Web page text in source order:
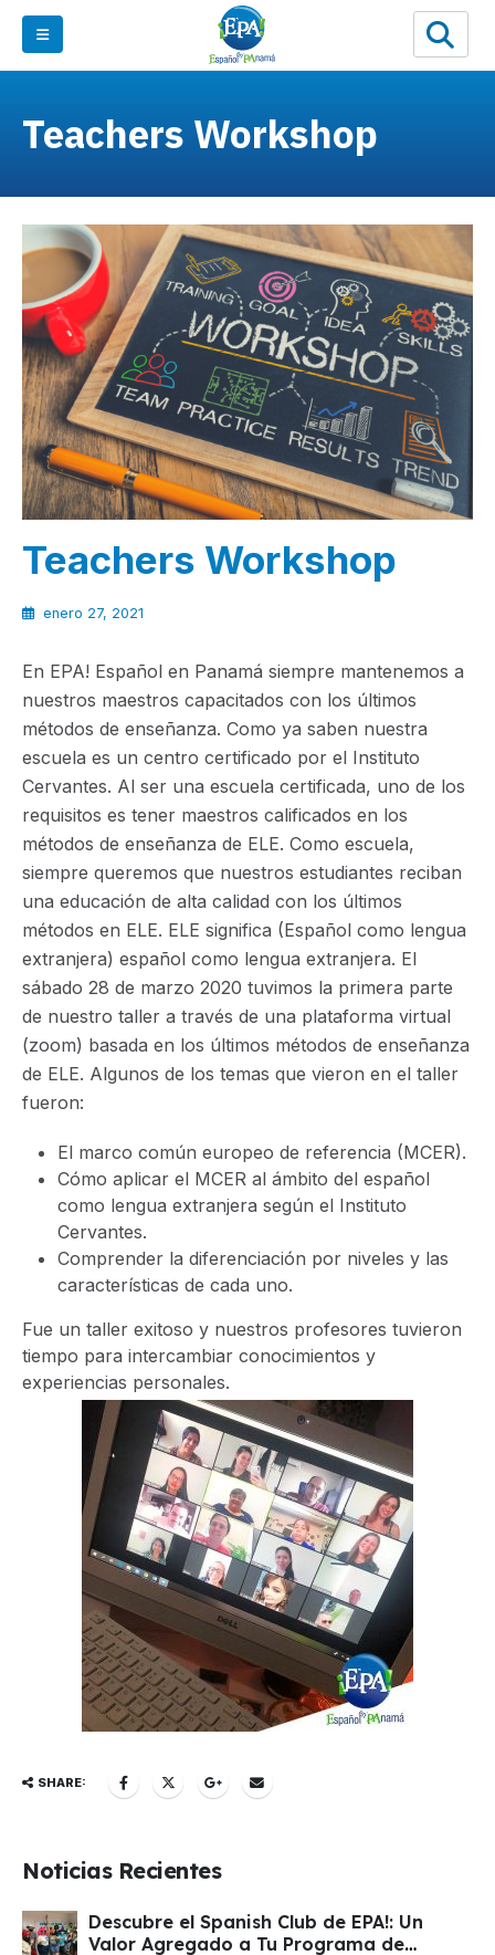
Teachers Workshop
Teachers Workshop
enero 27, 2021
En EPA! Español en Panamá siempre mantenemos a
nuestros maestros capacitados con los últimos
métodos de enseñanza. Como ya saben nuestra
escuela es un centro certificado por el Instituto
Cervantes. Al ser una escuela certificada, uno de los
requisitos es tener maestros calificados en los
métodos de enseñanza de ELE. Como escuela,
siempre queremos que nuestros estudiantes reciban
una educación de alta calidad con los últimos
métodos en ELE. ELE significa (Español como lengua
extranjera) español como lengua extranjera. El
sábado 28 de marzo 2020 tuvimos la primera parte
de nuestro taller a través de una plataforma virtual
(zoom) basada en los últimos métodos de enseñanza
de ELE. Algunos de los temas que vieron en el taller
fueron:
El marco común europeo de referencia (MCER).
Cómo aplicar el MCER al ámbito del español
como lengua extranjera según el Instituto
Cervantes.
Comprender la diferenciación por niveles y las
características de cada uno.
Fue un taller exitoso y nuestros profesores tuvieron
tiempo para intercambiar conocimientos y
experiencias personales.
SHARE:
Noticias Recientes
Descubre el Spanish Club de EPA!: Un
Valor Agregado a Tu Programa de